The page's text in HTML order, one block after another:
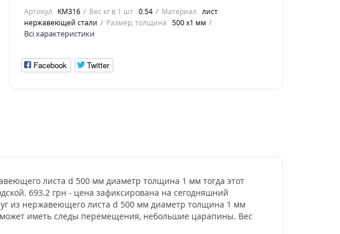
Артикул KM316 Вес кг в 1 шт 0.54 Материал лист
нержавеющей стали
Размер, толщина 500 х1 мм
Всі характеристики
Facebook Twitter
листа d 500 мм диаметр толщина 1 мм тогда этот
693.2 грн - цена зафиксирована на сегодняшний
из нержавеющего листа d 500 мм диаметр толщина 1 мм
может иметь следы перемещения, небольшие царапины. Вес